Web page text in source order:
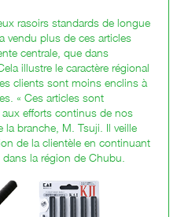
rasoirs standards de longue
vendu plus de ces articles
centrale, que dans
illustre le caractère régional
clients sont moins enclins à
« Ces articles sont
efforts continus de nos
la branche, M. Tsuji. Il veille
de la clientèle en continuant
la région de Chubu.